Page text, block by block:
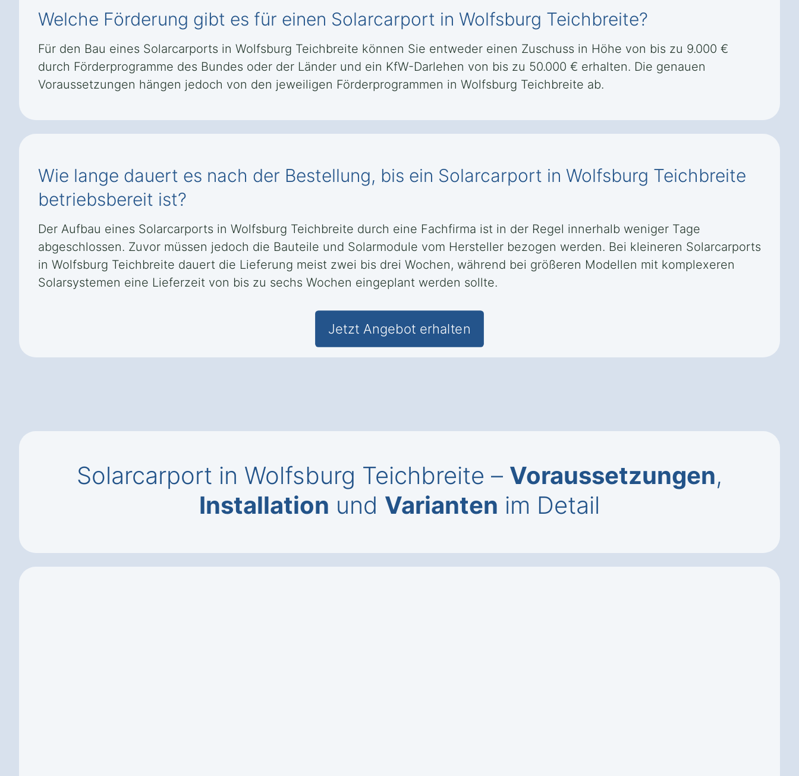
Welche Förderung gibt es für einen Solarcarport in Wolfsburg Teichbreite?
Für den Bau eines Solarcarports in Wolfsburg Teichbreite können Sie entweder einen Zuschuss in Höhe von bis zu 9.000 €
durch Förderprogramme des Bundes oder der Länder und ein KfW-Darlehen von bis zu 50.000 € erhalten. Die genauen
Voraussetzungen hängen jedoch von den jeweiligen Förderprogrammen in Wolfsburg Teichbreite ab.
Wie lange dauert es nach der Bestellung, bis ein Solarcarport in Wolfsburg Teichbreite
betriebsbereit ist?
Der Aufbau eines Solarcarports in Wolfsburg Teichbreite durch eine Fachfirma ist in der Regel innerhalb weniger Tage
abgeschlossen. Zuvor müssen jedoch die Bauteile und Solarmodule vom Hersteller bezogen werden. Bei kleineren Solarcarports
in Wolfsburg Teichbreite dauert die Lieferung meist zwei bis drei Wochen, während bei größeren Modellen mit komplexeren
Solarsystemen eine Lieferzeit von bis zu sechs Wochen eingeplant werden sollte.
Jetzt Angebot erhalten
Solarcarport in Wolfsburg Teichbreite – Voraussetzungen,
Installation und Varianten im Detail